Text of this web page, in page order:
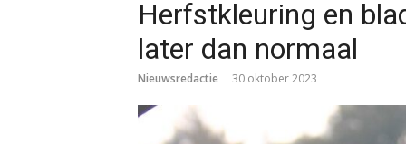
Herfstkleuring en
later dan normaal
Nieuwsredactie 30 oktober 2023